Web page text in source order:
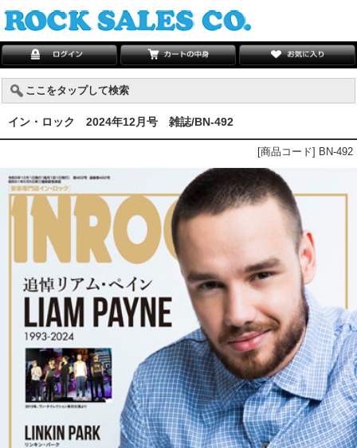
ここをタップして検索
イン・ロック 2024年12月号 雑誌/BN-492
[商品コード] BN-492